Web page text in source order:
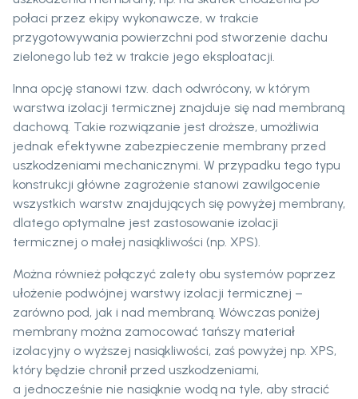
połaci przez ekipy wykonawcze, w trakcie
przygotowywania powierzchni pod stworzenie dachu
zielonego lub też w trakcie jego eksploatacji.
Inna opcję stanowi tzw. dach odwrócony, w którym
warstwa izolacji termicznej znajduje się nad membraną
dachową. Takie rozwiązanie jest droższe, umożliwia
jednak efektywne zabezpieczenie membrany przed
uszkodzeniami mechanicznymi. W przypadku tego typu
konstrukcji główne zagrożenie stanowi zawilgocenie
wszystkich warstw znajdujących się powyżej membrany,
dlatego optymalne jest zastosowanie izolacji
termicznej o małej nasiąkliwości (np. XPS).
Można również połączyć zalety obu systemów poprzez
ułożenie podwójnej warstwy izolacji termicznej –
zarówno pod, jak i nad membraną. Wówczas poniżej
membrany można zamocować tańszy materiał
izolacyjny o wyższej nasiąkliwości, zaś powyżej np. XPS,
który będzie chronił przed uszkodzeniami,
a jednocześnie nie nasiąknie wodą na tyle, aby stracić